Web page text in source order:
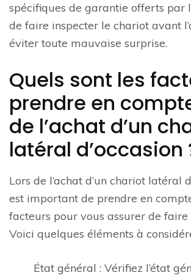
spécifiques de garantie offerts par
de faire inspecter le chariot avant
éviter toute mauvaise surprise.
Quels sont les
prendre en
de l’achat d’un
latéral d’occasion
Lors de l’achat d’un chariot latéral
est important de prendre en
facteurs pour vous assurer de faire
Voici quelques éléments à
État général : Vérifiez l’état